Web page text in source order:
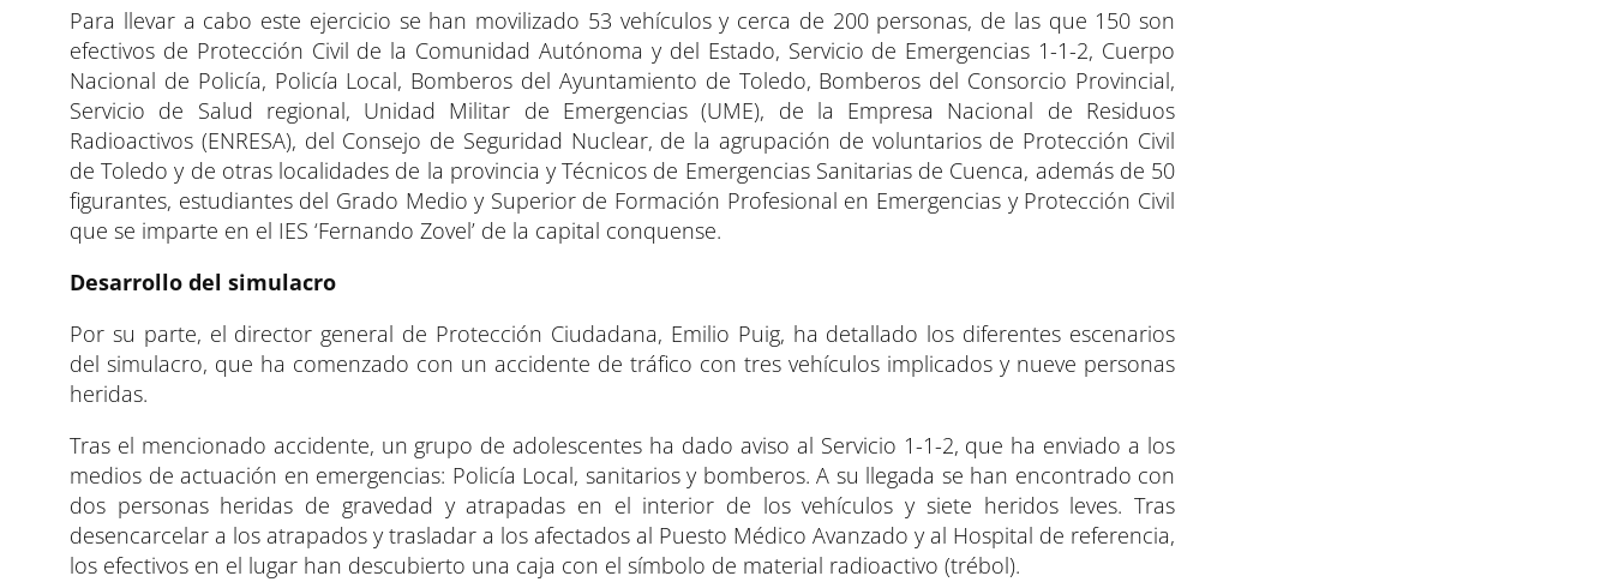
Para llevar a cabo este ejercicio se han movilizado 53 vehículos y cerca de 200 personas, de las que 150 son
efectivos de Protección Civil de la Comunidad Autónoma y del Estado, Servicio de Emergencias 1-1-2, Cuerpo
Nacional de Policía, Policía Local, Bomberos del Ayuntamiento de Toledo, Bomberos del Consorcio Provincial,
Servicio de Salud regional, Unidad Militar de Emergencias (UME), de la Empresa Nacional de Residuos
Radioactivos (ENRESA), del Consejo de Seguridad Nuclear, de la agrupación de voluntarios de Protección Civil
de Toledo y de otras localidades de la provincia y Técnicos de Emergencias Sanitarias de Cuenca, además de 50
figurantes, estudiantes del Grado Medio y Superior de Formación Profesional en Emergencias y Protección Civil
que se imparte en el IES ‘Fernando Zovel’ de la capital conquense.
Desarrollo del simulacro
Por su parte, el director general de Protección Ciudadana, Emilio Puig, ha detallado los diferentes escenarios
del simulacro, que ha comenzado con un accidente de tráfico con tres vehículos implicados y nueve personas
heridas.
Tras el mencionado accidente, un grupo de adolescentes ha dado aviso al Servicio 1-1-2, que ha enviado a los
medios de actuación en emergencias: Policía Local, sanitarios y bomberos. A su llegada se han encontrado con
dos personas heridas de gravedad y atrapadas en el interior de los vehículos y siete heridos leves. Tras
desencarcelar a los atrapados y trasladar a los afectados al Puesto Médico Avanzado y al Hospital de referencia,
los efectivos en el lugar han descubierto una caja con el símbolo de material radioactivo (trébol).